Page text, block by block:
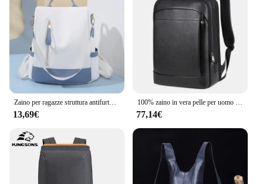
Zaino per ragazze struttura antifurto borse da viaggio da donna resistenti all'usura impermeabili di grande capacità alla moda morbide KoreanStyle
13,69€
100% zaino in vera pelle per uomo zaino per Laptop da 15.6 pollici carica USB antifurto impermeabile borse da viaggio maschili di grande capacità
77,14€